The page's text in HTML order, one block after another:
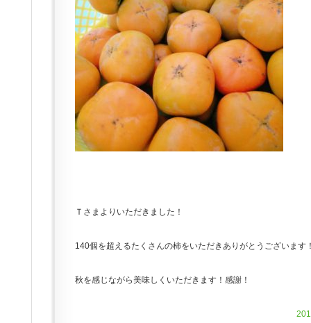
Ｔさまよりいただきました！
140個を超えるたくさんの柿をいただきありがとうございます
秋を感じながら美味しくいただきます！感謝！